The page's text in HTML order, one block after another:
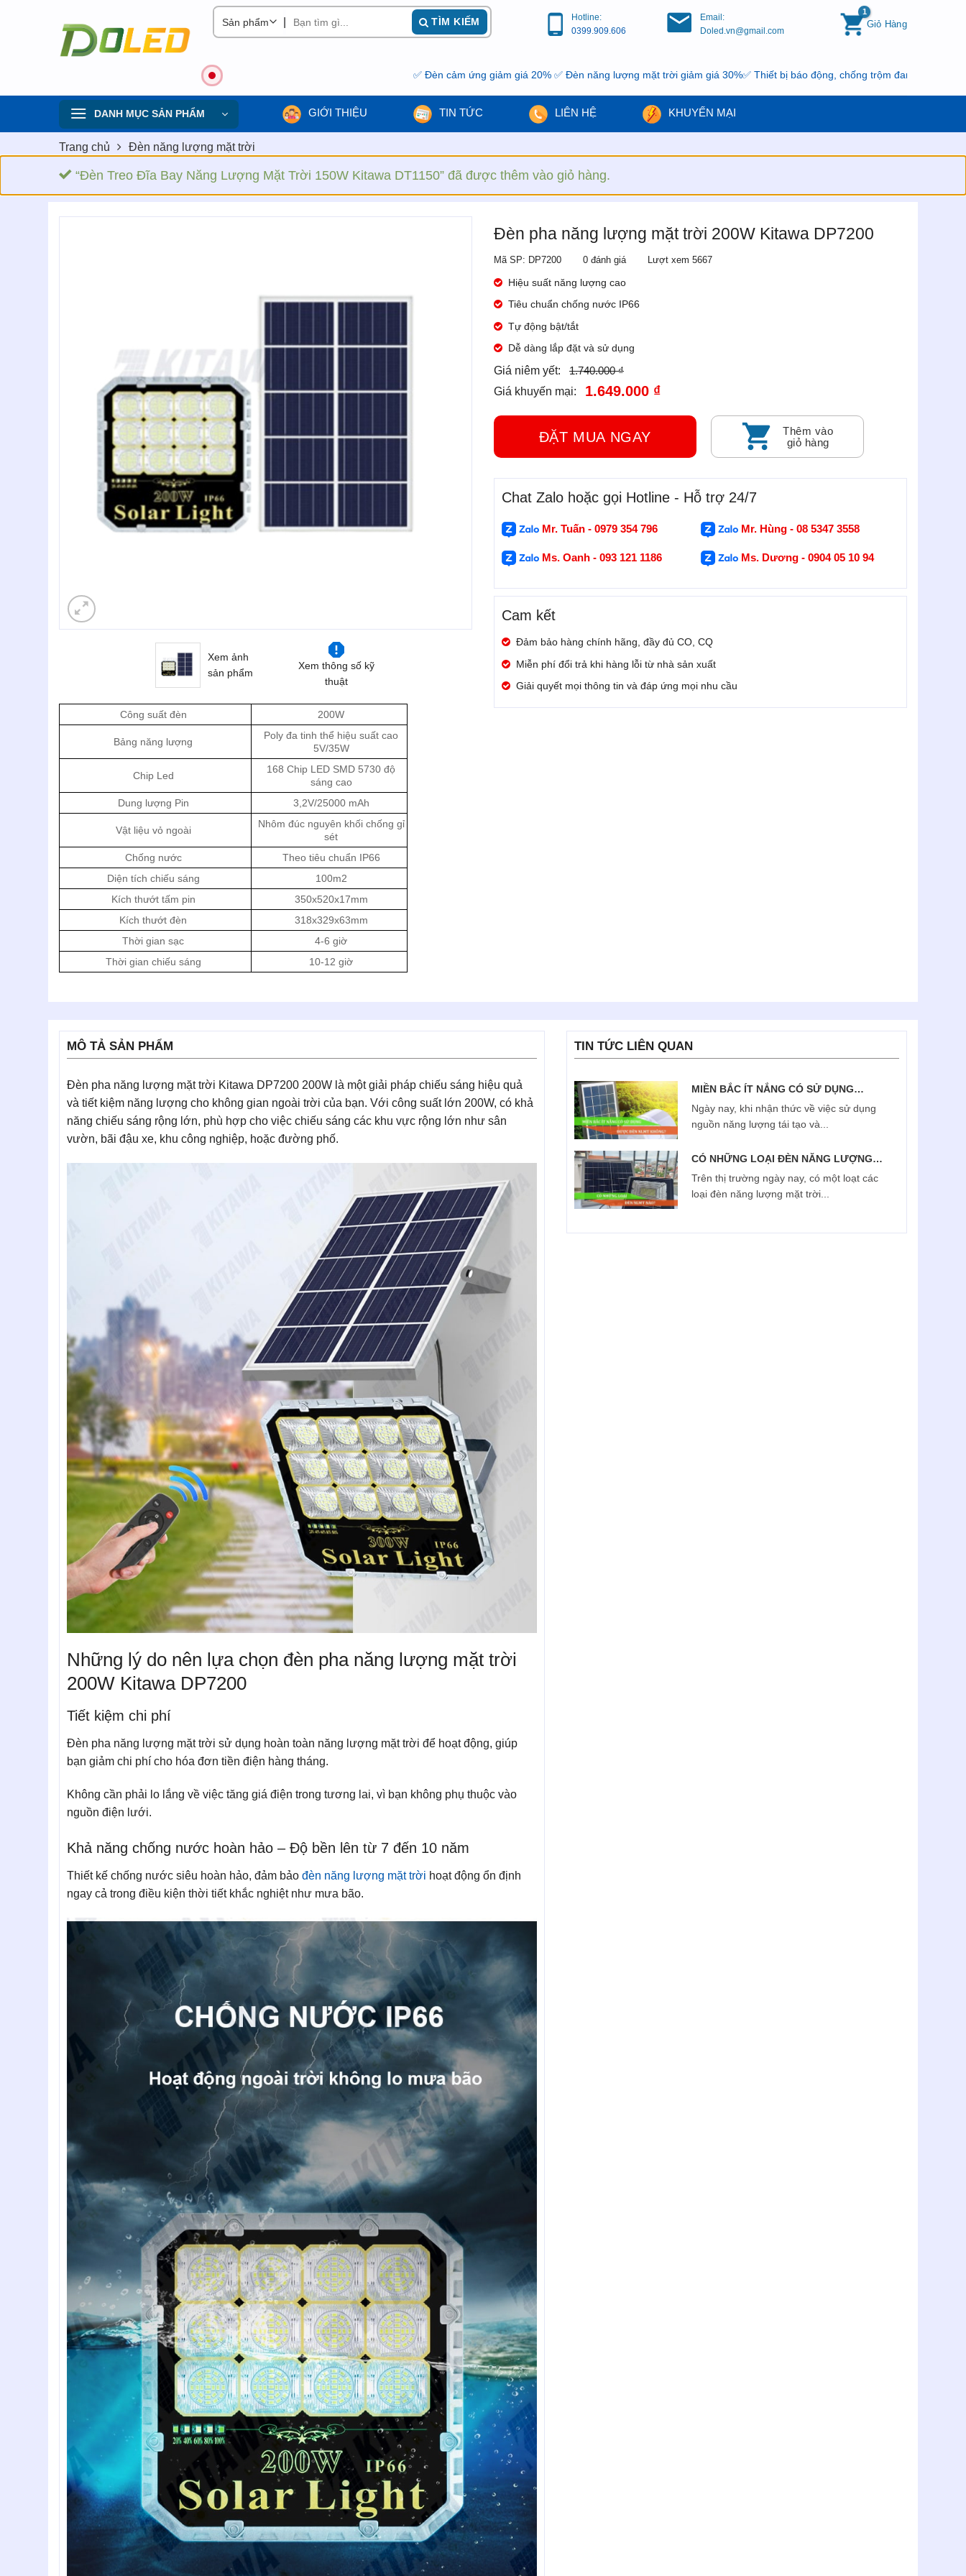
TÌM KIẾM
Hotline:
0399.909.606
Email:
Doled.vn@gmail.com
Giỏ Hàng
✅ Đèn cảm ứng giảm giá 20% ✅ Đèn năng lượng mặt trời giảm giá 30%✅ Thiết bị báo động, chống trộm đang có khuyến mại,
DANH MỤC SẢN PHẨM GIỚI THIỆU TIN TỨC LIÊN HỆ KHUYẾN MẠI
Trang chủ Đèn năng lượng mặt trời
“Đèn Treo Đĩa Bay Năng Lượng Mặt Trời 150W Kitawa DT1150” đã được thêm vào giỏ hàng.
Xem ảnh
sản phẩm
Xem thông số kỹ
thuật
Công suất đèn 200W
Bảng năng lượng
Poly đa tinh thể hiệu suất cao
5V/35W
Chip Led
168 Chip LED SMD 5730 độ
sáng cao
Dung lượng Pin
3,2V/25000 mAh
Vật liệu vỏ ngoài
Nhôm đúc nguyên khối chống gỉ
sét
Chống nước
Theo tiêu chuẩn IP66
Diện tích chiếu sáng
100m2
Kích thướt tấm pin
350x520x17mm
Kích thướt đèn
318x329x63mm
Thời gian sạc
4-6 giờ
Thời gian chiếu sáng
10-12 giờ
Đèn pha năng lượng mặt trời 200W Kitawa DP7200
Mã SP: DP7200 0 đánh giá Lượt xem 5667
Hiệu suất năng lượng cao
Tiêu chuẩn chống nước IP66
Tự động bật/tắt
Dễ dàng lắp đặt và sử dụng
Giá niêm yết:
1.740.000 ₫
Giá khuyến mại:
1.649.000 ₫
ĐẶT MUA NGAY
Thêm vào
giỏ hàng
Chat Zalo hoặc gọi Hotline - Hỗ trợ 24/7
Mr. Tuấn - 0979 354 796 Mr. Hùng - 08 5347 3558
Ms. Oanh - 093 121 1186 Ms. Dương - 0904 05 10 94
Cam kết
Đảm bảo hàng chính hãng, đầy đủ CO, CQ
Miễn phí đổi trả khi hàng lỗi từ nhà sản xuất
Giải quyết mọi thông tin và đáp ứng mọi nhu cầu
MÔ TẢ SẢN PHẨM
Đèn pha năng lượng mặt trời Kitawa DP7200 200W là một giải pháp chiếu sáng hiệu quả
và tiết kiệm năng lượng cho không gian ngoài trời của bạn. Với công suất lớn 200W, có khả
năng chiếu sáng rộng lớn, phù hợp cho việc chiếu sáng các khu vực rộng lớn như sân
vườn, bãi đậu xe, khu công nghiệp, hoặc đường phố.
Những lý do nên lựa chọn đèn pha năng lượng mặt trời
200W Kitawa DP7200
Tiết kiệm chi phí
Đèn pha năng lượng mặt trời sử dụng hoàn toàn năng lượng mặt trời để hoạt động, giúp
bạn giảm chi phí cho hóa đơn tiền điện hàng tháng.
Không cần phải lo lắng về việc tăng giá điện trong tương lai, vì bạn không phụ thuộc vào
nguồn điện lưới.
Khả năng chống nước hoàn hảo – Độ bền lên từ 7 đến 10 năm
Thiết kế chống nước siêu hoàn hảo, đảm bảo đèn năng lượng mặt trời hoạt động ổn định
ngay cả trong điều kiện thời tiết khắc nghiệt như mưa bão.
TIN TỨC LIÊN QUAN
MIỀN BẮC ÍT NẮNG CÓ SỬ DỤNG
ĐƯỢC ĐÈN NĂNG LƯỢNG MẶT TRỜI
KHÔNG?
Ngày nay, khi nhận thức về việc sử dụng
nguồn năng lượng tái tạo và...
CÓ NHỮNG LOẠI ĐÈN NĂNG LƯỢNG
Trên thị trường ngày nay, có một loạt các
loại đèn năng lượng mặt trời...